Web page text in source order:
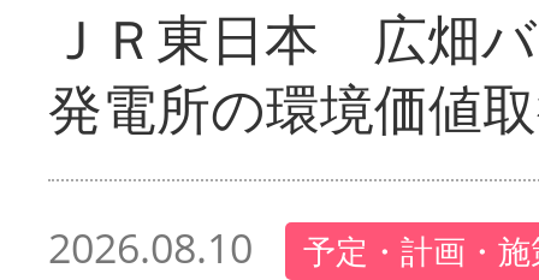
ＪＲ東日本 広畑
発電所の環境価値
2026.08.10 予定・計画・